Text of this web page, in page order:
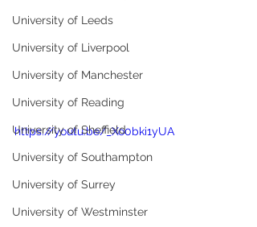
University of Leeds
University of Liverpool
University of Manchester
University of Reading
University of Sheffield
University of Southampton
University of Surrey
University of Westminster
https://youtu.be/_Xo0bki1yUA